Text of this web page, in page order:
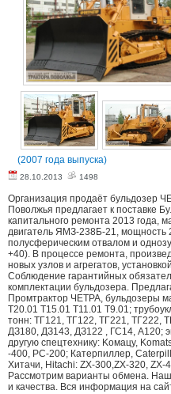
(2007 года выпуска)
28.10.2013 1498
Организация продаёт бульдозер
Поволжья предлагает к поставке
капитального ремонта 2013 года,
двигатель ЯМЗ-238Б-21, мощность
полусферическим отвалом и
+40). В процессе ремонта,
новых узлов и агрегатов,
Соблюдение гарантийных
комплектации бульдозера.
Промтрактор ЧЕТРА, бульдозеры
Т20.01 Т15.01 Т11.01 Т9.01;
тонн: ТГ121, ТГ122, ТГ221, ТГ222,
ДЗ180, ДЗ143, ДЗ122 , ГС14, А120;
другую спецтехнику: Koмацу,
-400, PC-200; Катерпиллер,
Хитачи, Hitachi: ZX-300,ZX-320, ZX-
Рассмотрим варианты обмена.
и качества. Вся информация на